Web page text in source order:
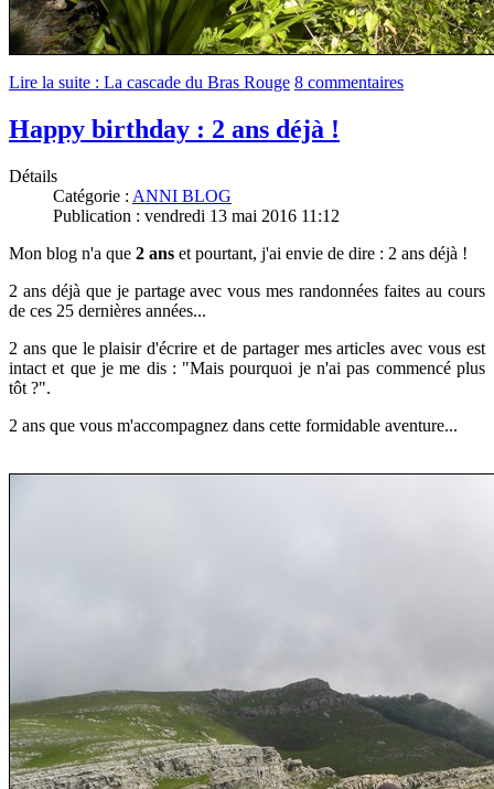
Lire la suite : La cascade du Bras Rouge 8 commentaires
Happy birthday : 2 ans déjà !
Détails
Catégorie : ANNI BLOG
Publication : vendredi 13 mai 2016 11:12
Mon blog n'a que 2 ans et pourtant, j'ai envie de dire : 2 ans déjà !
2 ans déjà que je partage avec vous mes randonnées faites au cours
de ces 25 dernières années...
2 ans que le plaisir d'écrire et de partager mes articles avec vous est
intact et que je me dis : "Mais pourquoi je n'ai pas commencé plus
tôt ?".
2 ans que vous m'accompagnez dans cette formidable aventure...